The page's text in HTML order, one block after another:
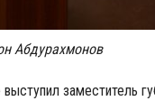
Абдурахмонов
заместитель